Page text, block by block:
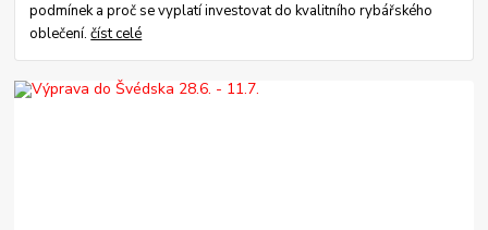
podmínek a proč se vyplatí investovat do kvalitního rybářského
oblečení.číst celé